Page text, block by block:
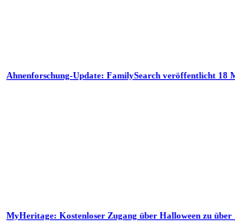
Ahnenforschung-Update: FamilySearch veröffentlicht 18
MyHeritage: Kostenloser Zugang über Halloween zu